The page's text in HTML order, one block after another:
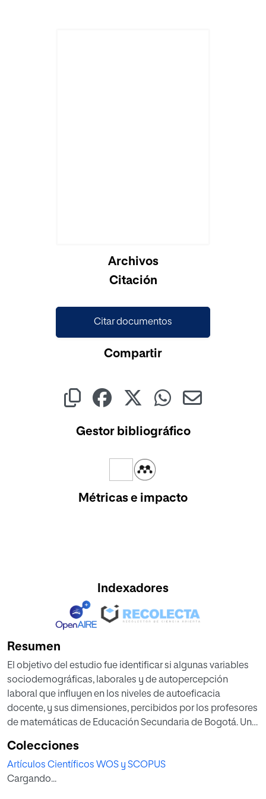
Archivos
Citación
Citar documentos
Compartir
Gestor bibliográfico
Métricas e impacto
Indexadores
Resumen
El objetivo del estudio fue identificar si algunas variables
sociodemográficas, laborales y de autopercepción
laboral que influyen en los niveles de autoeficacia
docente, y sus dimensiones, percibidos por los profesores
de matemáticas de Educación Secundaria de Bogotá. Un
ciudad (sexo: 46 % femenino y 54 % masculino, edad: X =
42, DE = 10.19) respondieron a un cuestionario ad hoc y al
Teachers Sense of Efficacy Scale. Los análisis descriptivos
Colecciones
Artículos Científicos WOS y SCOPUS
Cargando...